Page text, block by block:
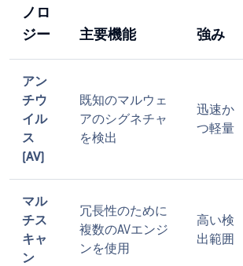
ノロ
ジー
主要機能 強み
アン
チウ
イル
ス
(AV)
既知のマルウェ
アのシグネチャ
を検出
迅速か
つ軽量
マル
チス
キャ
ン
冗長性のために
複数のAVエンジ
ンを使用
高い検
出範囲